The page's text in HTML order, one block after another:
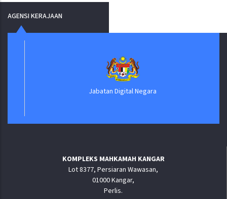
AGENSI KERAJAAN
Jabatan Digital Negara
KOMPLEKS MAHKAMAH KANGAR
Lot 8377, Persiaran Wawasan,
01000 Kangar,
Perlis.